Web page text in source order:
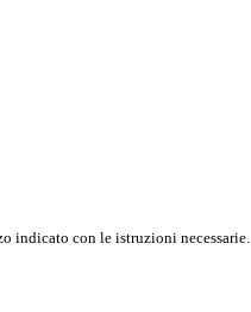
indicato con le istruzioni necessarie.